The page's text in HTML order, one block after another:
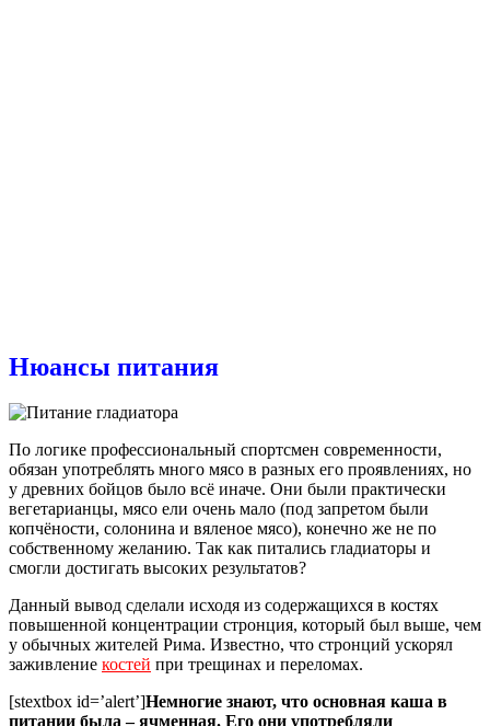
Нюансы питания
По логике профессиональный спортсмен современности,
обязан употреблять много мясо в разных его проявлениях, но
у древних бойцов было всё иначе. Они были практически
вегетарианцы, мясо ели очень мало (под запретом были
копчёности, солонина и вяленое мясо), конечно же не по
собственному желанию. Так как питались гладиаторы и
смогли достигать высоких результатов?
Данный вывод сделали исходя из содержащихся в костях
повышенной концентрации стронция, который был выше, чем
у обычных жителей Рима. Известно, что стронций ускорял
заживление костей при трещинах и переломах.
[stextbox id=’alert’]Немногие знают, что основная каша в
питании была – ячменная. Его они употребляли